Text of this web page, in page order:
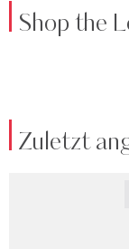
Shop the
Zuletzt